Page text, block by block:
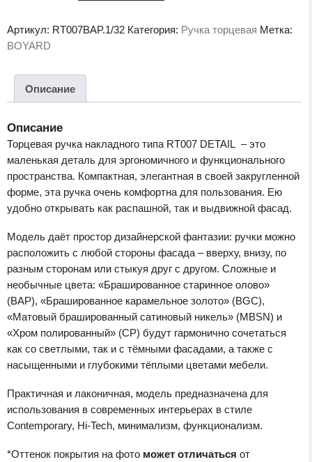
DETAIL
Артикул: RT007BAP.1/32 Категория: Ручка торцевая Метка:
BOYARD
Описание
Описание
Торцевая ручка накладного типа RT007 DETAIL – это
маленькая деталь для эргономичного и функционального
пространства. Компактная, элегантная в своей закругленной
форме, эта ручка очень комфортна для пользования. Ею
удобно открывать как распашной, так и выдвижной фасад.
Модель даёт простор дизайнерской фантазии: ручки можно
расположить с любой стороны фасада – вверху, внизу, по
разным сторонам или стыкуя друг с другом. Сложные и
необычные цвета: «Брашированное старинное олово»
(BAP), «Брашированное карамельное золото» (BGC),
«Матовый брашированный сатиновый никель» (MBSN) и
«Хром полированный» (CP) будут гармонично сочетаться
как со светлыми, так и с тёмными фасадами, а также с
насыщенными и глубокими тёплыми цветами мебели.
Практичная и лаконичная, модель предназначена для
использования в современных интерьерах в стиле
Contemporary, Hi-Tech, минимализм, функционализм.
*Оттенок покрытия на фото может отличаться от